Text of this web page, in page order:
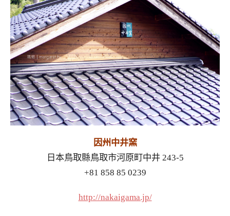
因州中井窯
日本鳥取縣鳥取市河原町中井 243-5
+81 858 85 0239
http://nakaigama.jp/